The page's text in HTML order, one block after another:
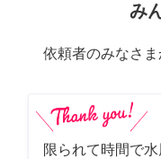
み
依頼者のみなさ
限られて時間で